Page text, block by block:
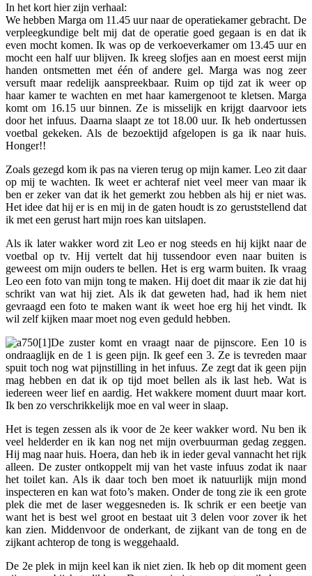
In het kort hier zijn verhaal:
We hebben Marga om 11.45 uur naar de operatiekamer gebracht. De
verpleegkundige belt mij dat de operatie goed gegaan is en dat ik
even mocht komen. Ik was op de verkoeverkamer om 13.45 uur en
mocht een half uur blijven. Ik kreeg slofjes aan en moest eerst mijn
handen ontsmetten met één of andere gel. Marga was nog zeer
versuft maar redelijk aanspreekbaar. Ruim op tijd zat ik weer op
haar kamer te wachten en met haar kamergenoot te kletsen. Marga
komt om 16.15 uur binnen. Ze is misselijk en krijgt daarvoor iets
door het infuus. Daarna slaapt ze tot 18.00 uur. Ik heb ondertussen
voetbal gekeken. Als de bezoektijd afgelopen is ga ik naar huis.
Honger!!
Zoals gezegd kom ik pas na vieren terug op mijn kamer. Leo zit daar
op mij te wachten. Ik weet er achteraf niet veel meer van maar ik
ben er zeker van dat ik het gemerkt zou hebben als hij er niet was.
Het idee dat hij er is en mij in de gaten houdt is zo geruststellend dat
ik met een gerust hart mijn roes kan uitslapen.
Als ik later wakker word zit Leo er nog steeds en hij kijkt naar de
voetbal op tv. Hij vertelt dat hij tussendoor even naar buiten is
geweest om mijn ouders te bellen. Het is erg warm buiten. Ik vraag
Leo een foto van mijn tong te maken. Hij doet dit maar ik zie dat hij
schrikt van wat hij ziet. Als ik dat geweten had, had ik hem niet
gevraagd een foto te maken want ik weet hoe erg hij het vindt. Ik
wil zelf kijken maar moet nog even geduld hebben.
De zuster komt en vraagt naar de pijnscore. Een 10 is
ondraaglijk en de 1 is geen pijn. Ik geef een 3. Ze is tevreden maar
spuit toch nog wat pijnstilling in het infuus. Ze zegt dat ik geen pijn
mag hebben en dat ik op tijd moet bellen als ik last heb. Wat is
iedereen weer lief en aardig. Het wakkere moment duurt maar kort.
Ik ben zo verschrikkelijk moe en val weer in slaap.
Het is tegen zessen als ik voor de 2e keer wakker word. Nu ben ik
veel helderder en ik kan nog net mijn overbuurman gedag zeggen.
Hij mag naar huis. Hoera, dan heb ik in ieder geval vannacht het rijk
alleen. De zuster ontkoppelt mij van het vaste infuus zodat ik naar
het toilet kan. Als ik daar toch ben moet ik natuurlijk mijn mond
inspecteren en kan wat foto’s maken. Onder de tong zie ik een grote
plek die met de laser weggesneden is. Ik schrik er een beetje van
want het is best wel groot en bestaat uit 3 delen voor zover ik het
kan zien. Middenvoor de onderkant, de zijkant van de tong en de
zijkant achterop de tong is weggehaald.
De 2e plek in mijn keel kan ik niet zien. Ik heb op dit moment geen